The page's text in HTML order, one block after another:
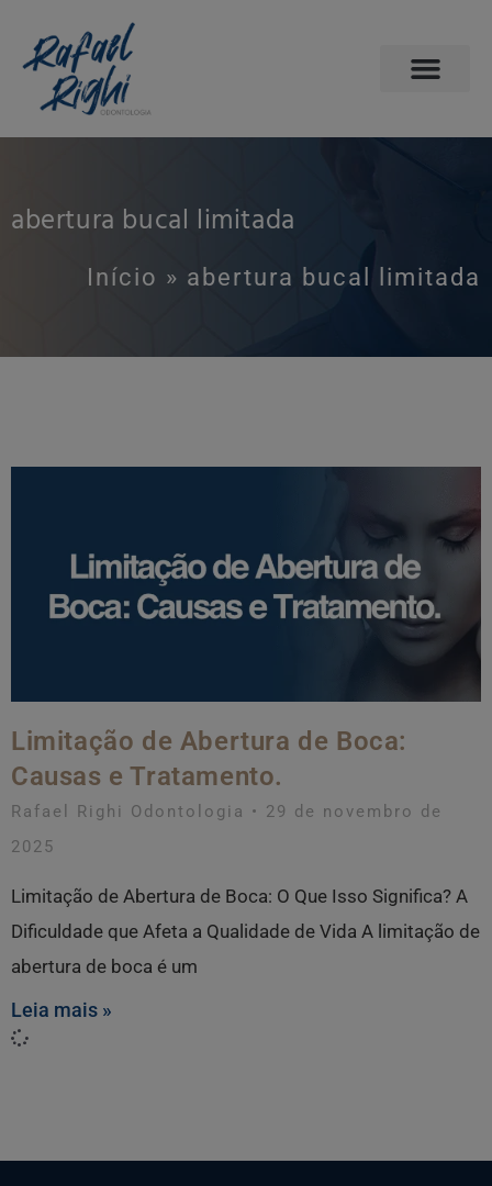
abertura bucal limitada
Início » abertura bucal limitada
Limitação de Abertura de Boca:
Causas e Tratamento.
Rafael Righi Odontologia
29 de novembro de
2025
Limitação de Abertura de Boca: O Que Isso Significa? A
Dificuldade que Afeta a Qualidade de Vida A limitação de
abertura de boca é um
Leia mais »